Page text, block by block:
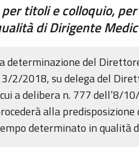
titoli e colloquio,
di Dirigente
determinazione del
2/2018, su delega del
a delibera n. 777 dell’8/
alla
determinato in qualità